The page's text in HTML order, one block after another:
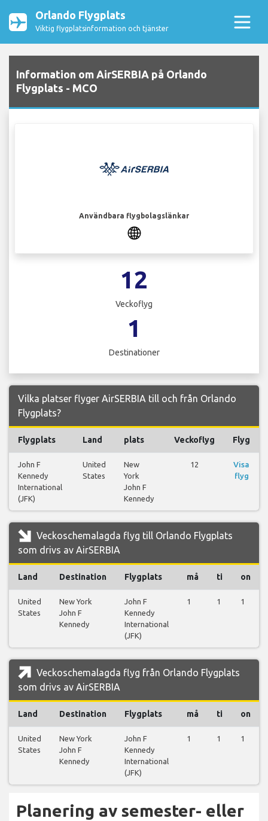
Orlando Flygplats
Viktig flygplatsinformation och tjänster
Information om AirSERBIA på Orlando
Flygplats - MCO
Användbara flygbolagslänkar
12
Veckoflyg
1
Destinationer
Vilka platser flyger AirSERBIA till och från Orlando
Flygplats?
Flygplats Land plats Veckoflyg Flyg
John F
Kennedy
International
(JFK)
United
States
New
York
John F
Kennedy
12
Visa
flyg
Veckoschemalagda flyg till Orlando Flygplats
som drivs av AirSERBIA
Land Destination Flygplats må ti on
United
States
New York
John F
Kennedy
John F
Kennedy
International
(JFK)
1 1 1
Veckoschemalagda flyg från Orlando Flygplats
som drivs av AirSERBIA
Land Destination Flygplats må ti on
United
States
New York
John F
Kennedy
John F
Kennedy
International
(JFK)
1 1 1
Planering av semester- eller